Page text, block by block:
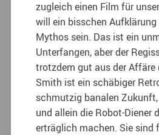
zugleich einen Film für
will ein bisschen
Mythos sein. Das ist ein
Unterfangen, aber der
trotzdem gut aus der Affäre
Smith ist ein schäbiger
schmutzig banalen
und allein die Robot-Diener
erträglich machen. Sie sind